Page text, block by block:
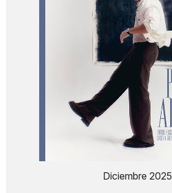
Diciembre 2025